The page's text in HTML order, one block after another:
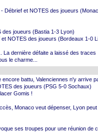
Débrief et NOTES des joueurs
des joueurs (Bastia 1-3 Lyon)
et NOTES des joueurs (Bordeaux 1-0
La dernière défaite a laissé des traces
le charme...
encore battu, Valenciennes n'y arrive
des joueurs (PSG 5-0 Sochaux)
Gomis !
Monaco veut dépenser, Lyon
ses troupes pour une réunion de